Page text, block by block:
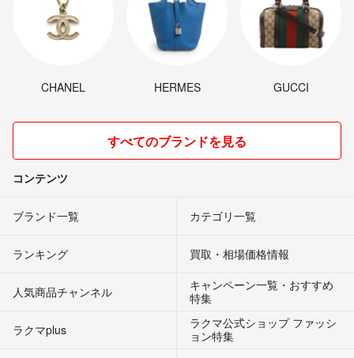
CHANEL HERMES GUCCI
すべてのブランドを見る
コンテンツ
ブランド一覧 カテゴリ一覧
ランキング 買取・相場価格情報
人気商品チャンネル
キャンペーン一覧・おすすめ
特集
ラクマplus
ラクマ公式ショップ ファッシ
ョン特集